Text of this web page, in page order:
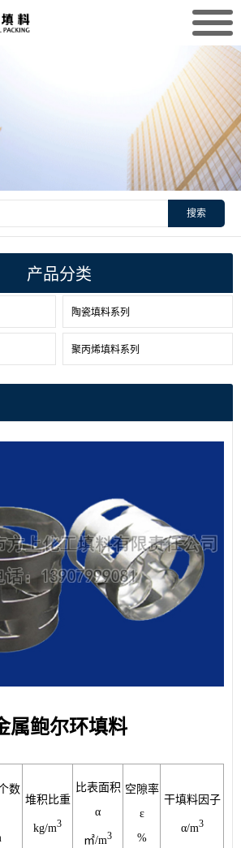
搜索
产品分类
陶瓷填料系列
聚丙烯填料系列
属鲍尔环填料
数
堆积比重
kg/m3
比表面积
α
㎡/m3
空隙率
ε
%
干填料因子
α/m3